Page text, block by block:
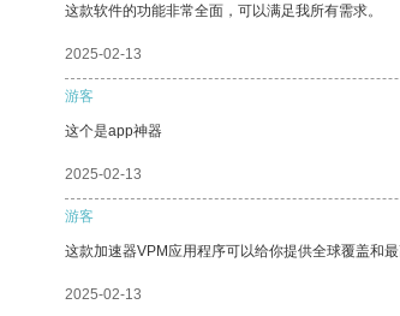
这款软件的功能非常全面，可以满足我所有需求。
2025-02-13
游客
这个是app神器
2025-02-13
游客
这款加速器VPM应用程序可以给你提供全球覆盖和最
2025-02-13